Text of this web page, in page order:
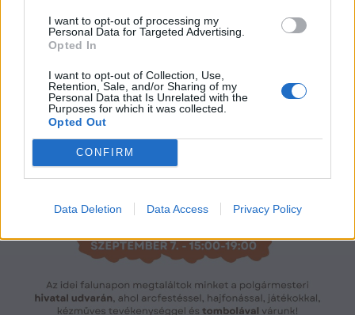
I want to opt-out of processing my
Personal Data for Targeted Advertising.
Opted In
I want to opt-out of Collection, Use,
Retention, Sale, and/or Sharing of my
Personal Data that Is Unrelated with the
Purposes for which it was collected.
Opted Out
CONFIRM
Data Deletion Data Access Privacy Policy